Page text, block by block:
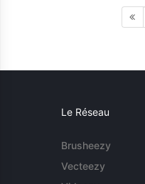
Le Réseau
Brusheezy
Vecteezy